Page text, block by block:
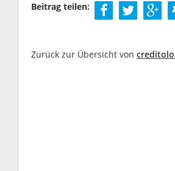
Beitrag teilen:
Zurück zur Übersicht von